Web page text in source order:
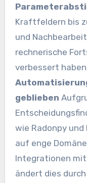
Kraftfeldern bis
und
rechnerische
verbessert
geblieben
wie Radonpy
auf enge
Integrationen mit
ändert dies durch